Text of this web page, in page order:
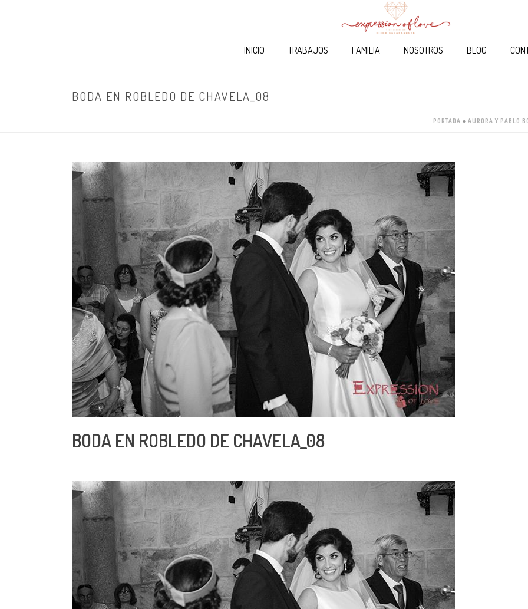
INICIO TRABAJOS FAMILIA NOSOTROS BLOG
BODA EN ROBLEDO DE CHAVELA_08
PORTADA » AURORA Y PABLO
BODA EN ROBLEDO DE CHAVELA_08